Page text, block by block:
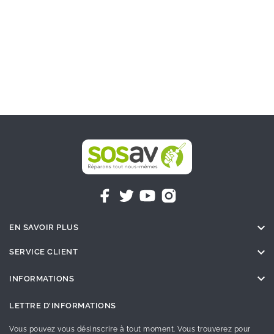
EN SAVOIR PLUS 
SERVICE CLIENT 
INFORMATIONS 
LETTRE D'INFORMATIONS
Vous pouvez vous désinscrire à tout moment. Vous trouverez pour